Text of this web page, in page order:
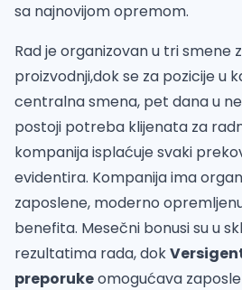
sa najnovijom opremom.
Rad je organizovan u tri smene
proizvodnji,dok se za pozicije u
centralna smena, pet dana u
postoji potreba klijenata za
kompanija isplaćuje svaki
evidentira. Kompanija ima
zaposlene, moderno
benefita. Mesečni bonusi su u
rezultatima rada, dok
preporukeomogućava